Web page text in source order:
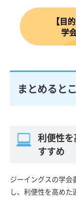
【目
学
まとめると
利便性
すすめ
ジーイングスの学会
し、利便性を高め